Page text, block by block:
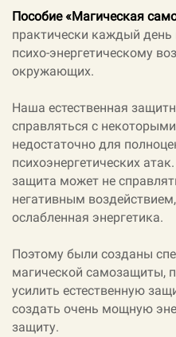
Пособие «Магическая
практически каждый день
психо-энергетическому
окружающих.
Наша естественная
справляться с
недостаточно для
психоэнергетических
защита может не
негативным
ослабленная энергетика.
Поэтому были созданы
магической самозащиты,
усилить естественную
создать очень мощную
защиту.